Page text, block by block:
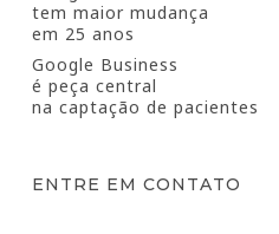
tem maior mudança
em 25 anos
Google Business
é peça central
na captação de pacientes
ENTRE EM CONTATO